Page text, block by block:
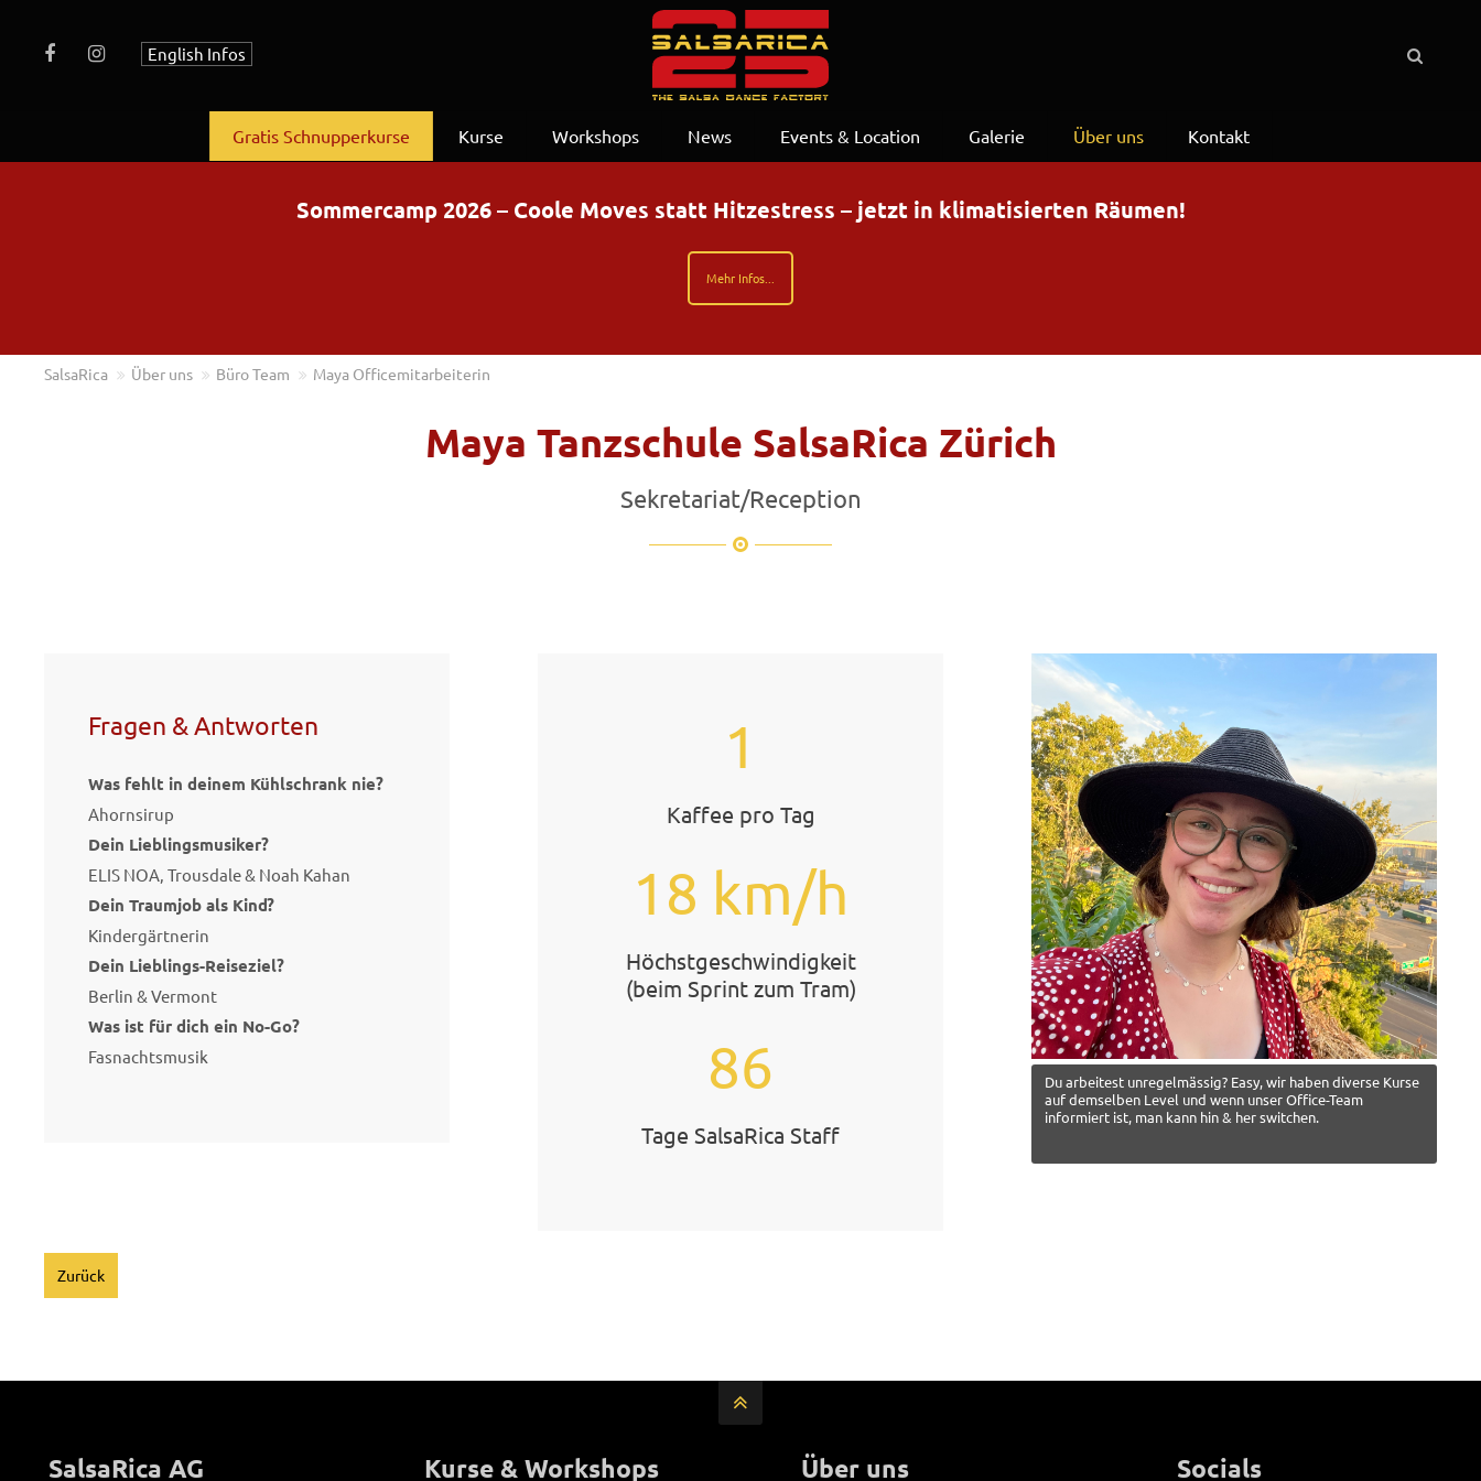
English Infos
Gratis Schnupperkurse Kurse Workshops News Events & Location Galerie Über uns Kontakt
Sommercamp 2026 – Coole Moves statt Hitzestress – jetzt in klimatisierten Räumen!
Mehr Infos...
SalsaRica Über uns Büro Team Maya Officemitarbeiterin
Maya Tanzschule SalsaRica Zürich
Sekretariat/Reception
Fragen & Antworten
Was fehlt in deinem Kühlschrank nie?
Ahornsirup
Dein Lieblingsmusiker?
ELIS NOA, Trousdale & Noah Kahan
Dein Traumjob als Kind?
Kindergärtnerin
Dein Lieblings-Reiseziel?
Berlin & Vermont
Was ist für dich ein No-Go?
Fasnachtsmusik
1
Kaffee pro Tag
18 km/h
Höchstgeschwindigkeit
(beim Sprint zum Tram)
86
Tage SalsaRica Staff
Du arbeitest unregelmässig? Easy, wir haben diverse Kurse
auf demselben Level und wenn unser Office-Team
informiert ist, man kann hin & her switchen.
Zurück
SalsaRica AG Kurse & Workshops Über uns Socials